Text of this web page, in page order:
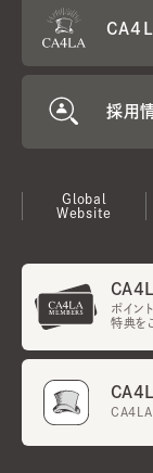
採用
Global
Website
ポイン
特典を
CA4LA